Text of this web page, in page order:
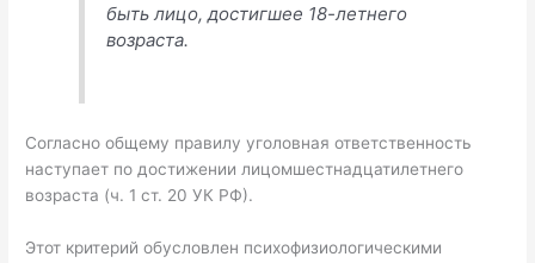
быть лицо, достигшее 18-летнего
возраста.
Согласно общему правилу уголовная ответственность
наступает по достижении лицомшестнадцатилетнего
возраста (ч. 1 ст. 20 УК РФ).
Этот критерий обусловлен психофизиологическими